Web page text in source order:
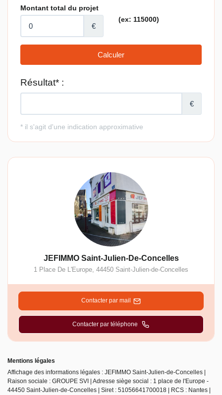
JEFIMMO Saint-Julien-De-Concelles
1 Place De L'Europe, 44450 Saint-Julien-de-Concelles
Contacter par mail
Contacter par téléphone
Mentions légales
Affichage des informations légales : JEFIMMO Saint-Julien-de-Concelles |
Raison sociale : GROUPE SVI | Adresse siège social : 1 place de l'Europe -
44450 Saint-Julien-de-Concelles | Siret : 51056641700018 | RCS : Nantes |